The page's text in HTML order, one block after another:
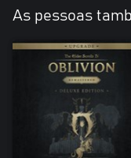
As pessoas